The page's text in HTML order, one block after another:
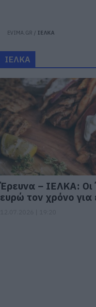
EVIMA.GR / ΙΕΛΚΑ
ΙΕΛΚΑ
Έρευνα – ΙΕΛΚΑ: Οι
ευρώ τον χρόνο